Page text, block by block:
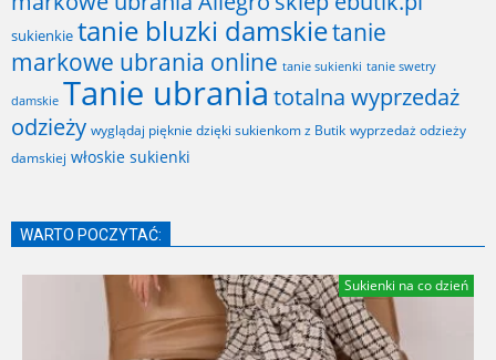
sukienkie tanie bluzki damskietanie
markowe ubrania online tanie sukienki tanie swetry
damskie Tanie ubrania totalna wyprzedaż
odzieży wyglądaj pięknie dzięki sukienkom z Butik wyprzedaż odzieży
damskiej włoskie sukienki
WARTO POCZYTAĆ:
Sukienki na co dzień